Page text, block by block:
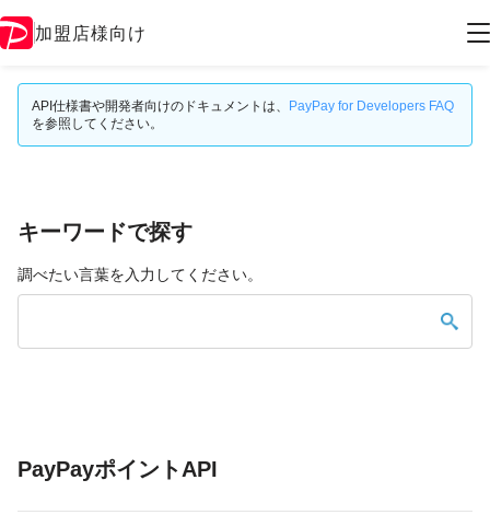
加盟店様向け
API仕様書や開発者向けのドキュメントは、
PayPay for Developers FAQ
を参照してください。
キーワードで探す
調べたい言葉を入力してください。
PayPayポイントAPI